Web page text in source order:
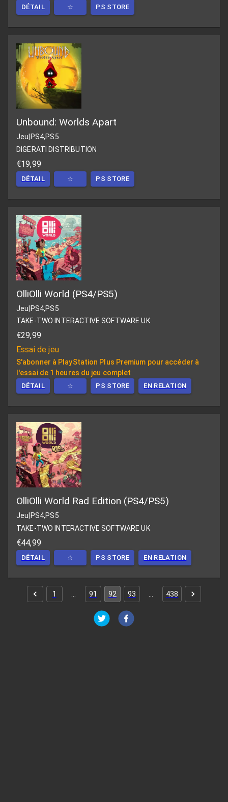
DÉTAIL ☆ PS STORE
Unbound: Worlds Apart
Jeu PS4,PS5
DIGERATI DISTRIBUTION
€19,99
DÉTAIL ☆ PS STORE
OlliOlli World (PS4/PS5)
Jeu|PS4,PS5
TAKE-TWO INTERACTIVE SOFTWARE UK
€29,99
Essai de jeu
S'abonner à PlayStation Plus Premium pour accéder à
l'essai de 1 heures du jeu complet
DÉTAIL ☆ PS STORE EN RELATION
OlliOlli World Rad Edition (PS4/PS5)
Jeu PS4,PS5
TAKE-TWO INTERACTIVE SOFTWARE UK
€44,99
DÉTAIL ☆ PS STORE EN RELATION
1 91 92 93 438